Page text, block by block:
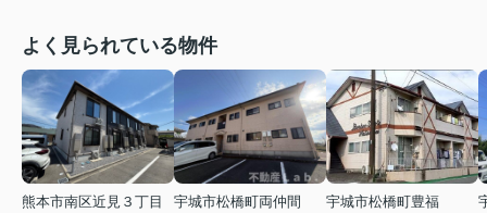
よく見られている物件
熊本市南区近見３丁目
宇城市松橋町両仲間
宇城市松橋町豊福